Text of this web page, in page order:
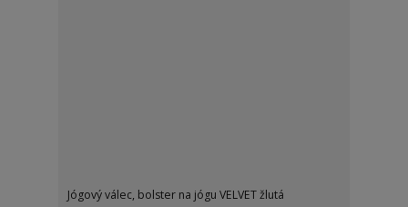
Jógový válec, bolster na jógu VELVET žlutá